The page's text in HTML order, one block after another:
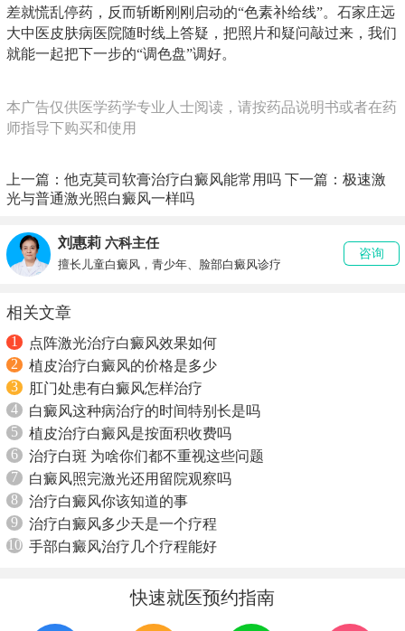
差就慌乱停药，反而斩断刚刚启动的“色素补给线”。石家庄远
大中医皮肤病医院随时线上答疑，把照片和疑问敲过来，我们
就能一起把下一步的“调色盘”调好。
本广告仅供医学药学专业人士阅读，请按药品说明书或者在药
师指导下购买和使用
上一篇： 他克莫司软膏治疗白癜风能常用吗 下一篇： 极速激
光与普通激光照白癜风一样吗
刘惠莉 六科主任
擅长儿童白癜风，青少年、脸部白癜风诊疗
咨询
相关文章
1
点阵激光治疗白癜风效果如何
2
植皮治疗白癜风的价格是多少
3
肛门处患有白癜风怎样治疗
4
白癜风这种病治疗的时间特别长是吗
5
植皮治疗白癜风是按面积收费吗
6
治疗白斑 为啥你们都不重视这些问题
7
白癜风照完激光还用留院观察吗
8
治疗白癜风你该知道的事
9
治疗白癜风多少天是一个疗程
10 手部白癜风治疗几个疗程能好
快速就医预约指南